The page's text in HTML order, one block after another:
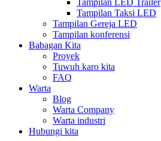
Tampilan LED Trailer
Tampilan Taksi LED
Tampilan Gereja LED
Tampilan konferensi
Babagan Kita
Proyek
Tuwuh karo kita
FAQ
Warta
Blog
Warta Company
Warta industri
Hubungi kita